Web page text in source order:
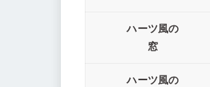
ハーツ風の
窓
ハーツ風の